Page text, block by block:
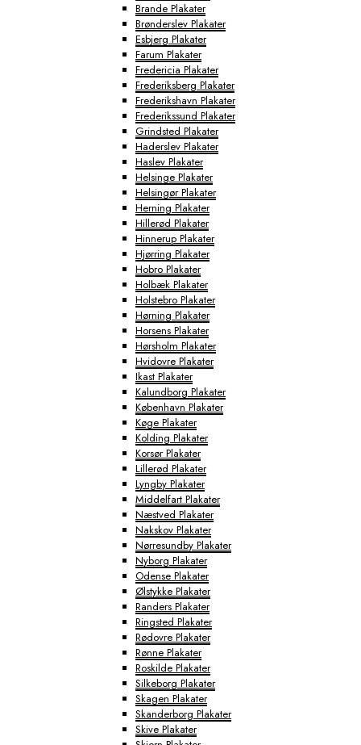
Brande Plakater
Brønderslev Plakater
Esbjerg Plakater
Farum Plakater
Fredericia Plakater
Frederiksberg Plakater
Frederikshavn Plakater
Frederikssund Plakater
Grindsted Plakater
Haderslev Plakater
Haslev Plakater
Helsinge Plakater
Helsingør Plakater
Herning Plakater
Hillerød Plakater
Hinnerup Plakater
Hjørring Plakater
Hobro Plakater
Holbæk Plakater
Holstebro Plakater
Hørning Plakater
Horsens Plakater
Hørsholm Plakater
Hvidovre Plakater
Ikast Plakater
Kalundborg Plakater
København Plakater
Køge Plakater
Kolding Plakater
Korsør Plakater
Lillerød Plakater
Lyngby Plakater
Middelfart Plakater
Næstved Plakater
Nakskov Plakater
Nørresundby Plakater
Nyborg Plakater
Odense Plakater
Ølstykke Plakater
Randers Plakater
Ringsted Plakater
Rødovre Plakater
Rønne Plakater
Roskilde Plakater
Silkeborg Plakater
Skagen Plakater
Skanderborg Plakater
Skive Plakater